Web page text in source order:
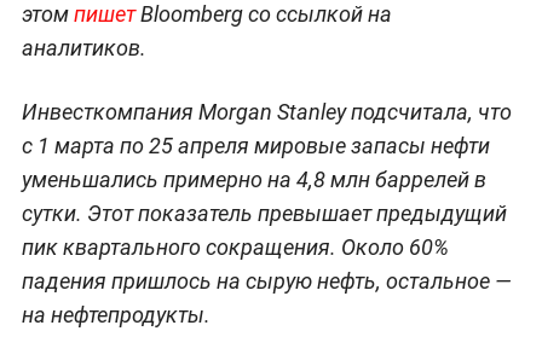
этомпишетBloomberg со ссылкой на
аналитиков.
Инвесткомпания Morgan Stanley подсчитала, что
с 1 марта по 25 апреля мировые запасы нефти
уменьшались примерно на 4,8 млн баррелей в
сутки. Этот показатель превышает предыдущий
пик квартального сокращения. Около 60%
падения пришлось на сырую нефть, остальное —
на нефтепродукты.